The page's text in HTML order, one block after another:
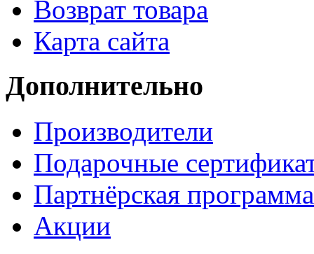
Возврат товара
Карта сайта
Дополнительно
Производители
Подарочные
Партнёрская программа
Акции